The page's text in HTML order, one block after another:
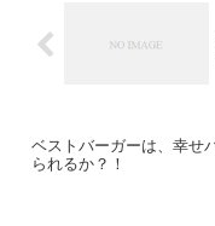
ベストバーガーは、幸せ
られるか？！